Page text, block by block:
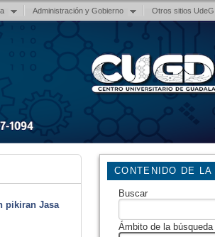
Administración y Gobierno Otros sitios UdeG
CONTENIDO DE
Buscar
Ámbito de la búsqueda
pikiran Jasa